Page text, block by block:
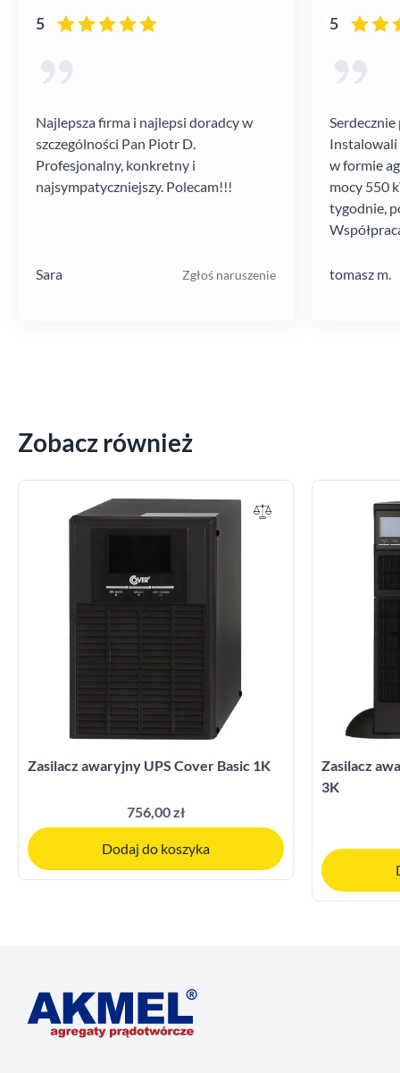
5
Najlepsza firma i najlepsi doradcy w
szczególności Pan Piotr D.
Profesjonalny, konkretny i
najsympatyczniejszy. Polecam!!!
Sara Zgłoś naruszenie
5
Instalowali
w formie
mocy 550
tygodnie,
tomasz m.
Zobacz również
Zasilacz awaryjny UPS Cover Basic 1K
756,00 zł
Dodaj do koszyka
Zasilacz
3K